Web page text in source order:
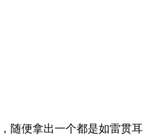
随便拿出一个都是如雷贯